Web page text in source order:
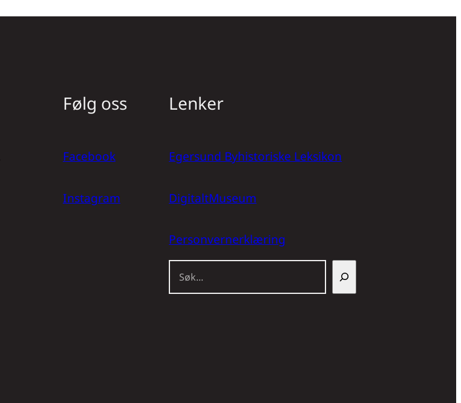
Følg oss
Facebook
Instagram
Lenker
Egersund Byhistoriske Leksikon
DigitaltMuseum
Personvernerklæring
S